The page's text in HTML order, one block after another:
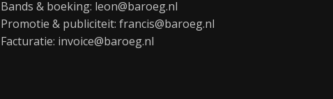
Bands & boeking: leon@baroeg.nl
Promotie & publiciteit: francis@baroeg.nl
Facturatie: invoice@baroeg.nl